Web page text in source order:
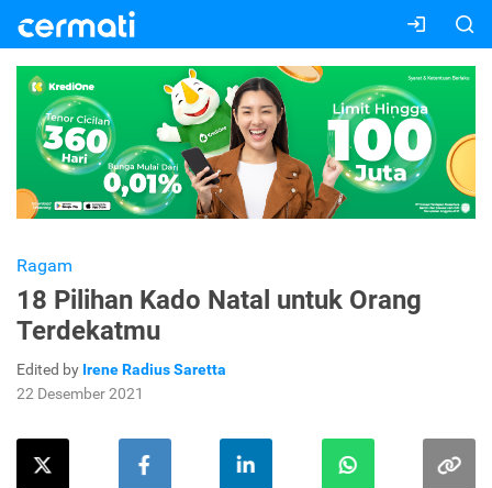
Ragam
18 Pilihan Kado Natal untuk Orang
Terdekatmu
Edited by Irene Radius Saretta
22 Desember 2021